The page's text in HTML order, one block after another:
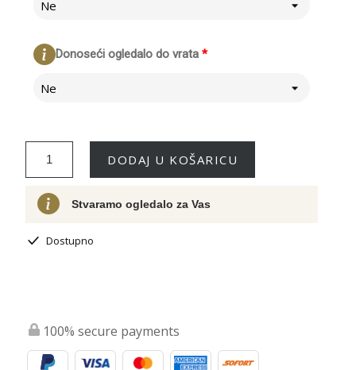
Ne
*
Donoseći ogledalo do vrata
Ne
DODAJ U KOŠARICU
Stvaramo ogledalo za Vas
Dostupno
100% secure payments